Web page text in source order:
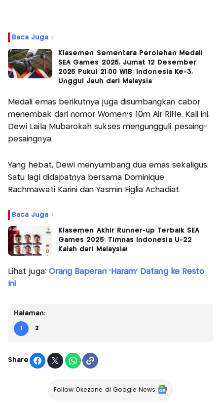
Baca Juga :
Klasemen Sementara Perolehan Medali
SEA Games 2025, Jumat 12 Desember
2025 Pukul 21.00 WIB: Indonesia Ke-3,
Unggul Jauh dari Malaysia
Medali emas berikutnya juga disumbangkan cabor
menembak dari nomor Women's 10m Air Rifle. Kali ini,
Dewi Laila Mubarokah sukses mengungguli pesaing-
pesaingnya.
Yang hebat, Dewi menyumbang dua emas sekaligus.
Satu lagi didapatnya bersama Dominique
Rachmawati Karini dan Yasmin Figlia Achadiat.
Baca Juga :
Klasemen Akhir Runner-up Terbaik SEA
Games 2025: Timnas Indonesia U-22
Kalah dari Malaysia!
Lihat juga: Orang Baperan 'Haram' Datang ke Resto
Ini
Halaman:
1 2
Share
Follow Okezone di Google News